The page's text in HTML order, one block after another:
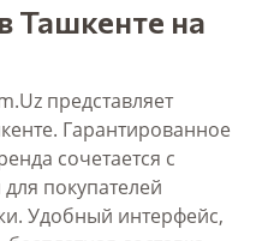
Ташкенте на
представляет
Гарантированное
сочетается с
покупателей
Удобный интерфейс,